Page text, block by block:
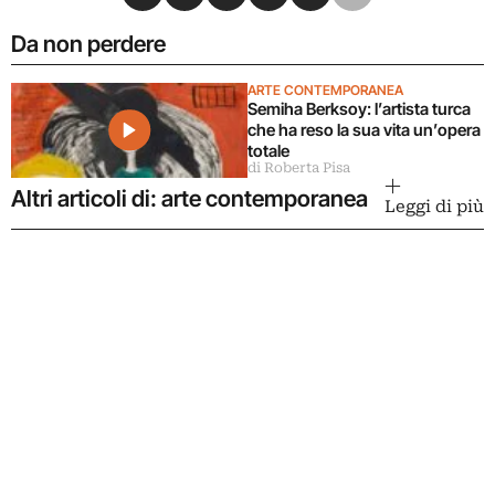
Da non perdere
ARTE CONTEMPORANEA
Semiha Berksoy: l’artista turca
che ha reso la sua vita un’opera
totale
di Roberta Pisa
Altri articoli di: arte contemporanea Leggi di più